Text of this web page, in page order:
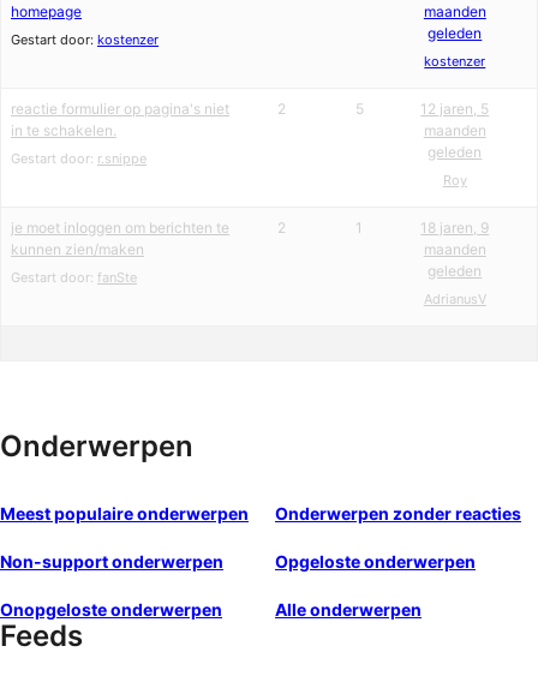
homepage
Gestart door: kostenzer
maanden
geleden
kostenzer
reactie formulier op pagina's niet
in te schakelen.
Gestart door: r.snippe
2 5
12 jaren, 5
maanden
geleden
Roy
je moet inloggen om berichten te
kunnen zien/maken
Gestart door: fanSte
2 1
18 jaren, 9
maanden
geleden
AdrianusV
Onderwerpen
Meest populaire onderwerpen Onderwerpen zonder reacties
Non-support onderwerpen Opgeloste onderwerpen
Onopgeloste onderwerpen Alle onderwerpen
Feeds